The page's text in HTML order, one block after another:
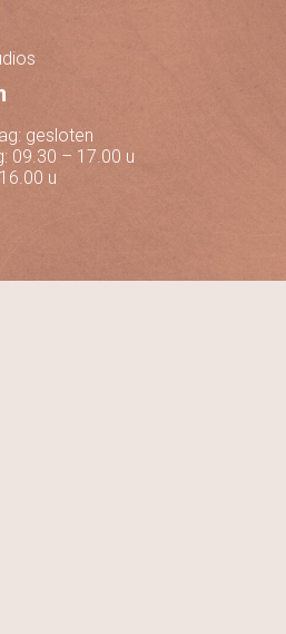
gesloten
09.30 – 17.00 u
u